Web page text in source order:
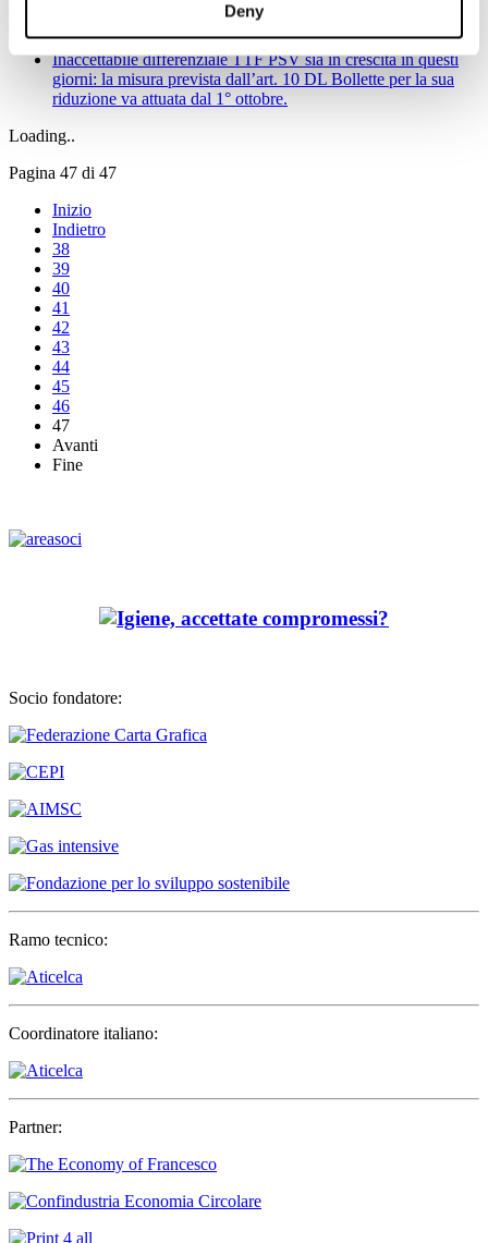
Deny
Inaccettabile differenziale TTF PSV sia in crescita in questi
giorni: la misura prevista dall’art. 10 DL Bollette per la sua
riduzione va attuata dal 1° ottobre.
Loading..
Pagina 47 di 47
Inizio
Indietro
38
39
40
41
42
43
44
45
46
47
Avanti
Fine
Socio fondatore:
Ramo tecnico:
Coordinatore italiano:
Partner: